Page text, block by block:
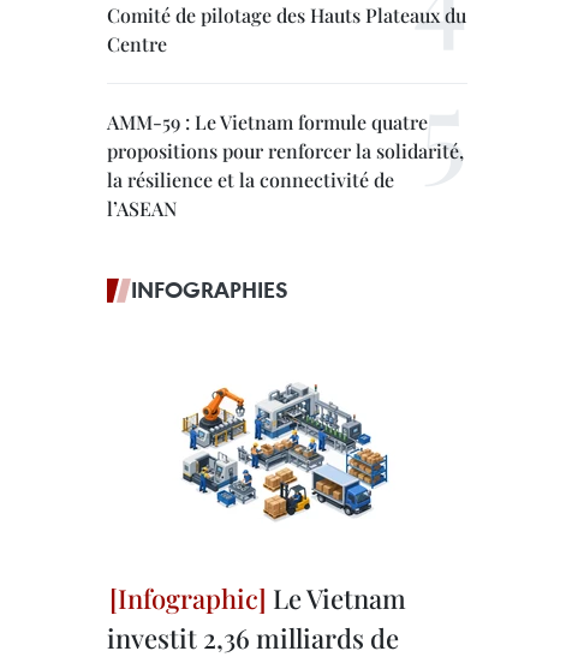
Comité de pilotage des Hauts Plateaux du
Centre
AMM-59 : Le Vietnam formule quatre
propositions pour renforcer la solidarité,
la résilience et la connectivité de
l’ASEAN
INFOGRAPHIES
Le Vietnam
investit 2,36 milliards de